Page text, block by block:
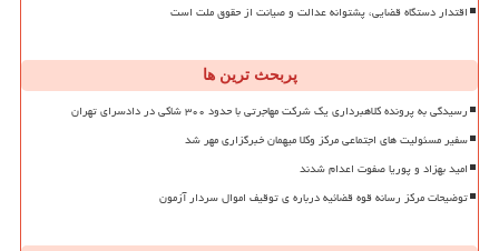
اقتدار دستگاه قضایی، پشتوانه عدالت و صیانت از حقوق ملت است
پربحث ترین ها
رسیدگی به پرونده کلاهبرداری یک شرکت مهاجرتی با حدود ۳۰۰ شاکی در دادسرای تهران
سفیر مسئولیت های اجتماعی مرکز وکلا میهمان خبرگزاری مهر شد
امید بهزاد و پوریا صفوت اعدام شدند
توضیحات مرکز رسانه قوه قضائیه درباره ی توقیف اموال سردار آزمون